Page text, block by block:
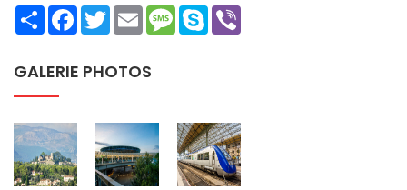
ShareFacebookTwitterEmailMessage
Skype
GALERIE PHOTOS